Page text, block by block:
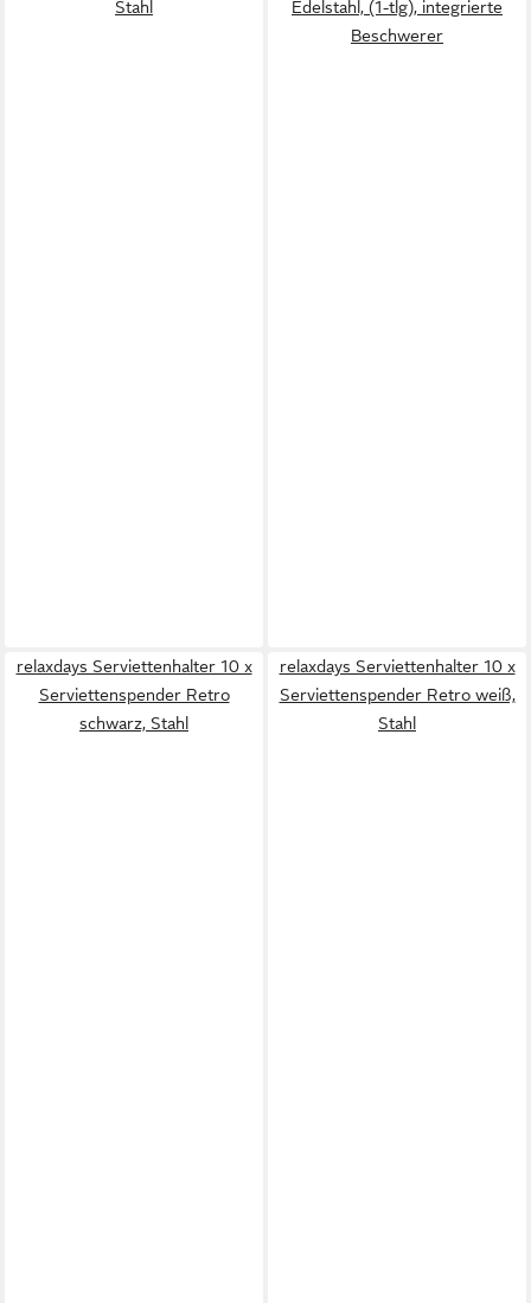
Stahl
Edelstahl, (1-tlg), integrierte
Beschwerer
relaxdays Serviettenhalter 10 x
Serviettenspender Retro
schwarz, Stahl
relaxdays Serviettenhalter 10 x
Serviettenspender Retro weiß,
Stahl